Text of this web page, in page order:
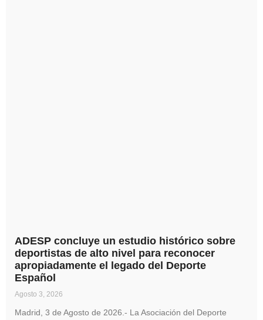
ADESP concluye un estudio histórico sobre
deportistas de alto nivel para reconocer
apropiadamente el legado del Deporte
Español
Agosto 3, 2026
Madrid, 3 de Agosto de 2026.- La Asociación del Deporte